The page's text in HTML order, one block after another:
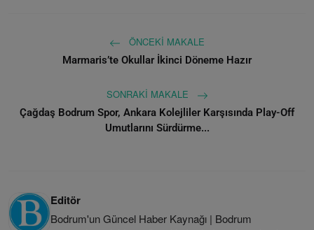
ÖNCEKI MAKALE
Marmaris’te Okullar İkinci Döneme Hazır
SONRAKI MAKALE
Çağdaş Bodrum Spor, Ankara Kolejliler Karşısında Play-Off
Umutlarını Sürdürme...
Editör
Bodrum'un Güncel Haber Kaynağı | Bodrum